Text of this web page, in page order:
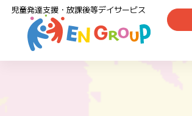
児童発達支援・放課後等デイサービス